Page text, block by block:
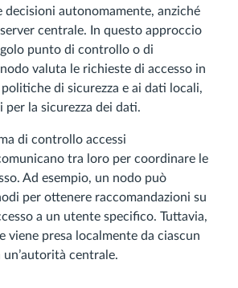
decisioni autonomamente, anziché
centrale. In questo approccio
punto di controllo o di
valuta le richieste di accesso in
di sicurezza e ai dati locali,
per la sicurezza dei dati.
di controllo accessi
tra loro per coordinare le
Ad esempio, un nodo può
per ottenere raccomandazioni su
a un utente specifico. Tuttavia,
viene presa localmente da ciascun
un’autorità centrale.